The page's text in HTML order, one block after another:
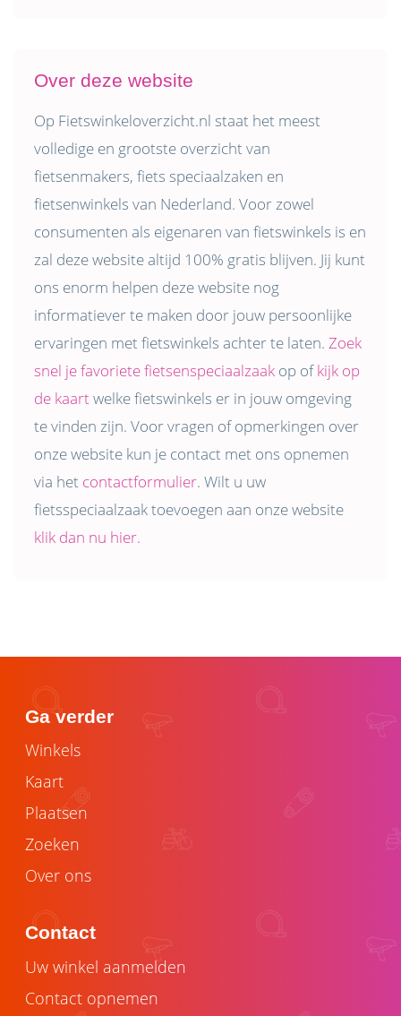
Over deze website
Op Fietswinkeloverzicht.nl staat het meest
volledige en grootste overzicht van
fietsenmakers, fiets speciaalzaken en
fietsenwinkels van Nederland. Voor zowel
consumenten als eigenaren van fietswinkels is en
zal deze website altijd 100% gratis blijven. Jij kunt
ons enorm helpen deze website nog
informatiever te maken door jouw persoonlijke
ervaringen met fietswinkels achter te laten. Zoek
snel je favoriete fietsenspeciaalzaakop ofkijk op
de kaartwelke fietswinkels er in jouw omgeving
te vinden zijn. Voor vragen of opmerkingen over
onze website kun je contact met ons opnemen
via het contactformulier. Wilt u uw
fietsspeciaalzaak toevoegen aan onze website
klik dan nu hier.
Ga verder
Winkels
Kaart
Plaatsen
Zoeken
Over ons
Contact
Uw winkel aanmelden
Contact opnemen